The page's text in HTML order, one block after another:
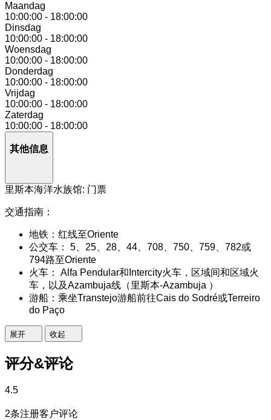
Maandag
10:00:00 - 18:00:00
Dinsdag
10:00:00 - 18:00:00
Woensdag
10:00:00 - 18:00:00
Donderdag
10:00:00 - 18:00:00
Vrijdag
10:00:00 - 18:00:00
Zaterdag
10:00:00 - 18:00:00
其他信息
里斯本海洋水族馆: 门票
交通指南：
地铁：红线至Oriente
公交车： 5、25、28、44、708、750、759、782或
794路至Oriente
火车： Alfa Pendular和Intercity火车，区域间和区域火
车，以及Azambuja线（里斯本-Azambuja ）
游船：乘坐Transtejo游船前往Cais do Sodré或Terreiro
do Paço
展开 收起
评分&评论
4.5
2条注册客户评论